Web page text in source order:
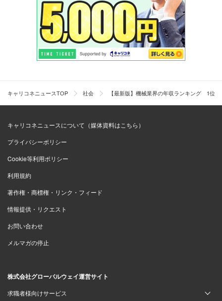
キャリコネニュースTOP 社会 【最新版】機械業界の年収ランキング 1位
キャリコネニュースについて（媒体資料はこちら）
プライバシーポリシー
Cookie等利用ポリシー
利用規約
著作権・商標権・リンク・フィード
情報提供・リクエスト
お問い合わせ
メルマガの停止
株式会社グローバルウェイ運営サイト
求職者様向けサービス